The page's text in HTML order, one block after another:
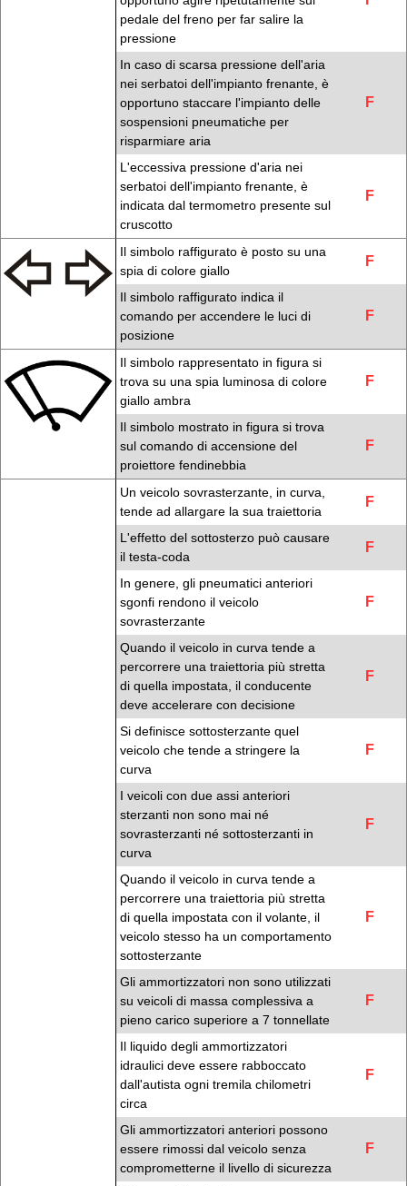
pedale del freno per far salire la
pressione
In caso di scarsa pressione dell'aria
nei serbatoi dell'impianto frenante, è
opportuno staccare l'impianto delle
sospensioni pneumatiche per
risparmiare aria
F
L'eccessiva pressione d'aria nei
serbatoi dell'impianto frenante, è
indicata dal termometro presente sul
cruscotto
F
Il simbolo raffigurato è posto su una
spia di colore giallo
F
Il simbolo raffigurato indica il
comando per accendere le luci di
posizione
F
Il simbolo rappresentato in figura si
trova su una spia luminosa di colore
giallo ambra
F
Il simbolo mostrato in figura si trova
sul comando di accensione del
proiettore fendinebbia
F
Un veicolo sovrasterzante, in curva,
tende ad allargare la sua traiettoria
F
L'effetto del sottosterzo può causare
il testa-coda
F
In genere, gli pneumatici anteriori
sgonfi rendono il veicolo
sovrasterzante
F
Quando il veicolo in curva tende a
percorrere una traiettoria più stretta
di quella impostata, il conducente
deve accelerare con decisione
F
Si definisce sottosterzante quel
veicolo che tende a stringere la
curva
F
I veicoli con due assi anteriori
sterzanti non sono mai né
sovrasterzanti né sottosterzanti in
curva
F
Quando il veicolo in curva tende a
percorrere una traiettoria più stretta
di quella impostata con il volante, il
veicolo stesso ha un comportamento
sottosterzante
F
Gli ammortizzatori non sono utilizzati
su veicoli di massa complessiva a
pieno carico superiore a 7 tonnellate
F
Il liquido degli ammortizzatori
idraulici deve essere rabboccato
dall'autista ogni tremila chilometri
circa
F
Gli ammortizzatori anteriori possono
essere rimossi dal veicolo senza
comprometterne il livello di sicurezza
F